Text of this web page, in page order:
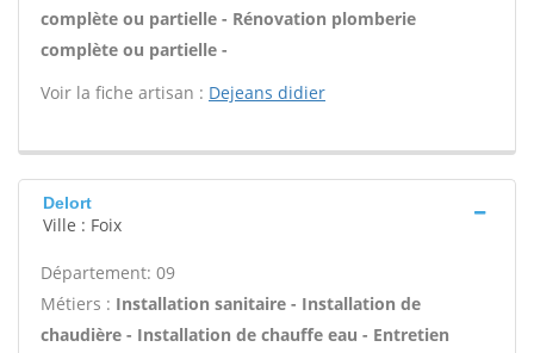
complète ou partielle - Rénovation plomberie
complète ou partielle -
Voir la fiche artisan : Dejeans didier
Delort
Ville : Foix
Département: 09
Métiers : Installation sanitaire - Installation de
chaudière - Installation de chauffe eau - Entretien